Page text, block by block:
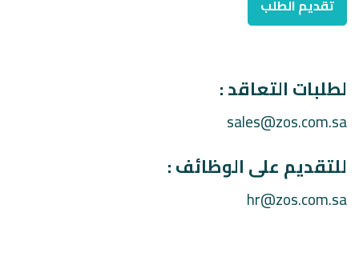
لطلبات التعاقد :
sales@zos.com.sa
للتقديم على الوظائف :
hr@zos.com.sa